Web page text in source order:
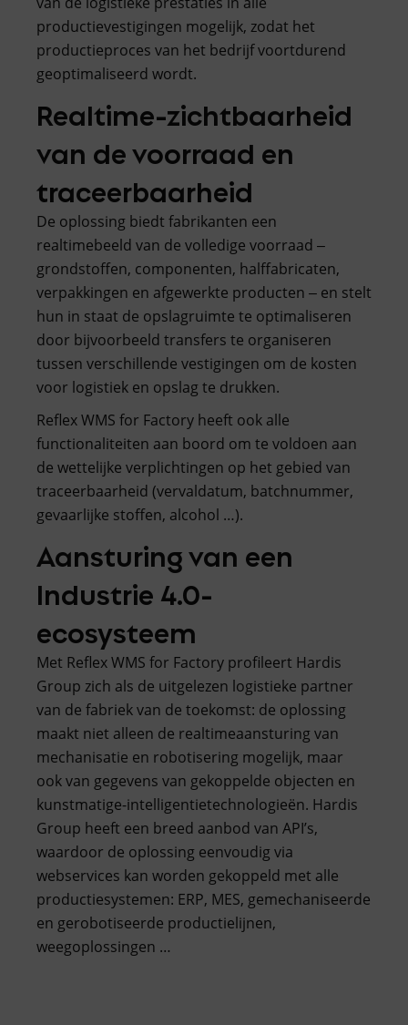
productievestigingen mogelijk, zodat het
productieproces van het bedrijf voortdurend
geoptimaliseerd wordt.
Realtime-zichtbaarheid
van de voorraad en
traceerbaarheid
De oplossing biedt fabrikanten een
realtimebeeld van de volledige voorraad ‒
grondstoffen, componenten, halffabricaten,
verpakkingen en afgewerkte producten ‒ en stelt
hun in staat de opslagruimte te optimaliseren
door bijvoorbeeld transfers te organiseren
tussen verschillende vestigingen om de kosten
voor logistiek en opslag te drukken.
Reflex WMS for Factory heeft ook alle
functionaliteiten aan boord om te voldoen aan
de wettelijke verplichtingen op het gebied van
traceerbaarheid (vervaldatum, batchnummer,
gevaarlijke stoffen, alcohol …).
Aansturing van een
Industrie 4.0-
ecosysteem
Met Reflex WMS for Factory profileert Hardis
Group zich als de uitgelezen logistieke partner
van de fabriek van de toekomst: de oplossing
maakt niet alleen de realtimeaansturing van
mechanisatie en robotisering mogelijk, maar
ook van gegevens van gekoppelde objecten en
kunstmatige-intelligentietechnologieën. Hardis
Group heeft een breed aanbod van API’s,
waardoor de oplossing eenvoudig via
webservices kan worden gekoppeld met alle
productiesystemen: ERP, MES, gemechaniseerde
en gerobotiseerde productielijnen,
weegoplossingen …